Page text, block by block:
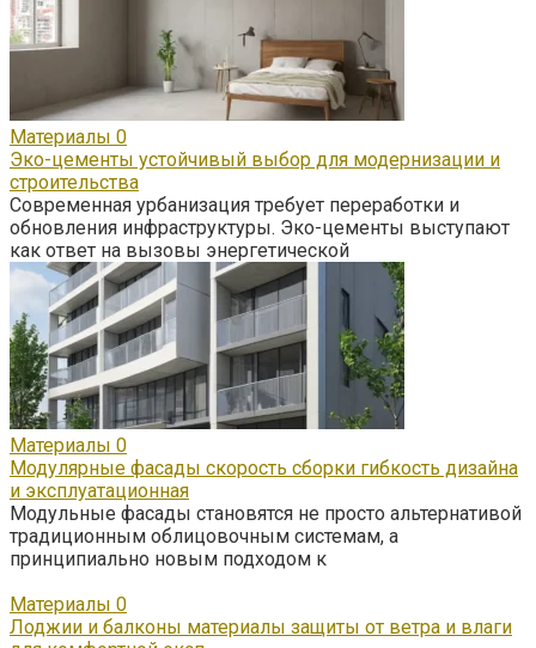
Материалы 0
Эко-цементы устойчивый выбор для модернизации и
строительства
Современная урбанизация требует переработки и
обновления инфраструктуры. Эко-цементы выступают
как ответ на вызовы энергетической
Материалы 0
Модулярные фасады скорость сборки гибкость дизайна
и эксплуатационная
Модульные фасады становятся не просто альтернативой
традиционным облицовочным системам, а
принципиально новым подходом к
Материалы 0
Лоджии и балконы материалы защиты от ветра и влаги